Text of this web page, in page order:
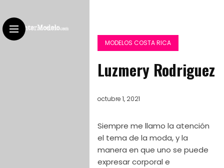
MODELOS COSTA RICA
Luzmery Rodriguez
octubre 1, 2021
Siempre me llamo la atención
el tema de la moda, y la
manera en que uno se puede
expresar corporal e